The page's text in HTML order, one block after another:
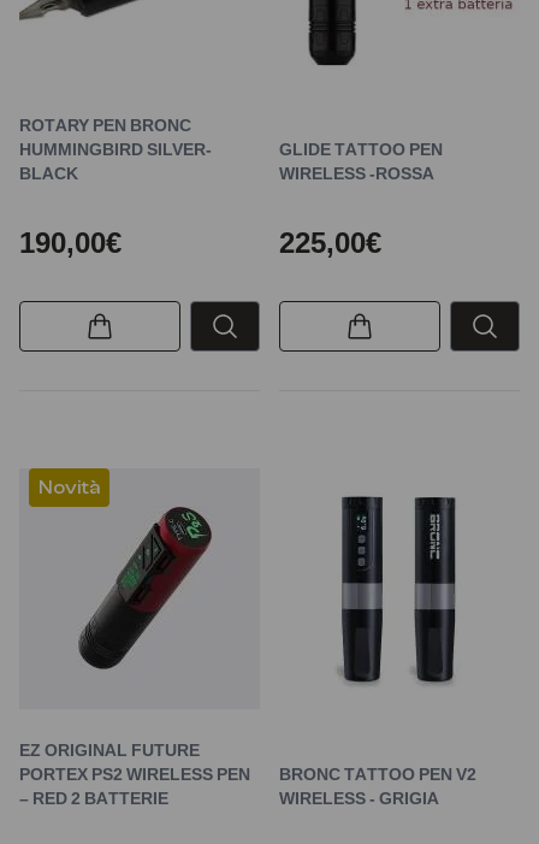
ROTARY PEN BRONC
HUMMINGBIRD SILVER-
BLACK
190,00€
GLIDE TATTOO PEN
WIRELESS -ROSSA
225,00€
Novità
EZ ORIGINAL FUTURE
PORTEX PS2 WIRELESS PEN
– RED 2 BATTERIE
BRONC TATTOO PEN V2
WIRELESS - GRIGIA